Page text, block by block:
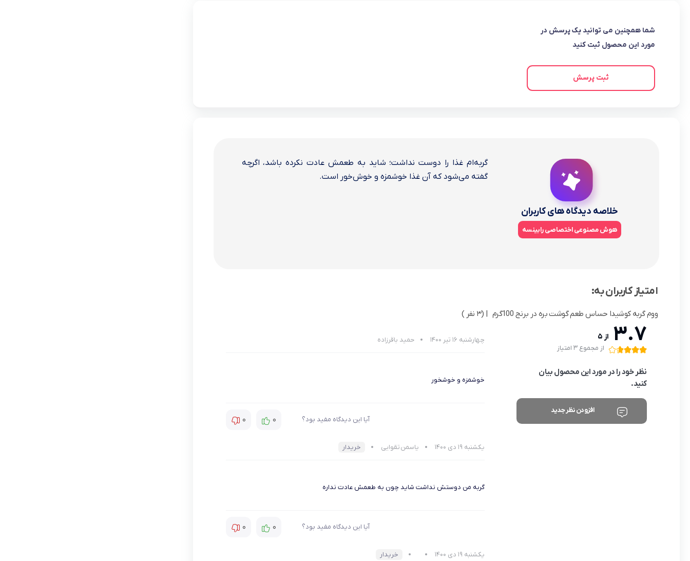
شما همچنین می توانید یک پرسش در
مورد این محصول ثبت کنید
ثبت پرسش
خلاصه دیدگاه های کاربران
هوش مصنوعی اختصاصی رابینسه
گفته می‌شود که آن غذا خوشمزه و خوش‌خور است.
امتیاز کاربران به:
ووم گربه کوشیدا حساس طعم گوشت بره در برنج 100گرم | (3 نفر )
3.7 از 5
از مجموع 3 امتیاز
نظر خود را در مورد این محصول بیان
کنید.
افزودن نظر جدید
چهارشنبه 16 تیر 1400 حمید باقرزاده
خوشمزه و خوشخور
آیا این دیدگاه مفید بود؟ 0
0
یکشنبه 19 دی 1400 یاسمن تقوایی خریدار
گربه من دوستش نداشت شاید چون به طعمش عادت نداره
آیا این دیدگاه مفید بود؟ 0
0
یکشنبه 19 دی 1400 خریدار